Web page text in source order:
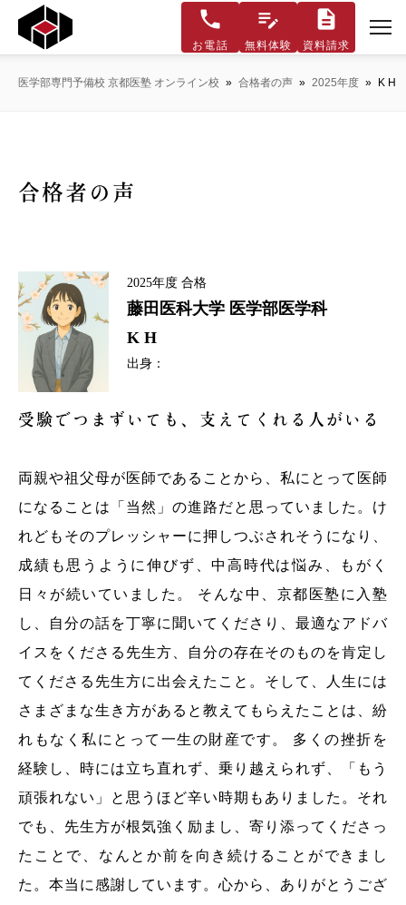
お電話 無料体験 資料請求
医学部専門予備校 京都医塾 オンライン校 » 合格者の声 » 2025年度 » K H
合格者の声
2025年度 合格
藤田医科大学 医学部医学科
K H
出身：
受験でつまずいても、支えてくれる人がいる
両親や祖父母が医師であることから、私にとって医師
になることは「当然」の進路だと思っていました。け
れどもそのプレッシャーに押しつぶされそうになり、
成績も思うように伸びず、中高時代は悩み、もがく
日々が続いていました。 そんな中、京都医塾に入塾
し、自分の話を丁寧に聞いてくださり、最適なアドバ
イスをくださる先生方、自分の存在そのものを肯定し
てくださる先生方に出会えたこと。そして、人生には
さまざまな生き方があると教えてもらえたことは、紛
れもなく私にとって一生の財産です。 多くの挫折を
経験し、時には立ち直れず、乗り越えられず、「もう
頑張れない」と思うほど辛い時期もありました。それ
でも、先生方が根気強く励まし、寄り添ってくださっ
たことで、なんとか前を向き続けることができまし
た。本当に感謝しています。心から、ありがとうござ